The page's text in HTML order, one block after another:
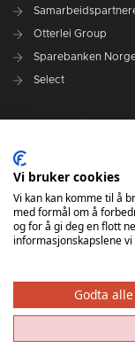
Otterlei Group
Sparebanken
Select
Spillerstall
Administrasjon
Styret
Vi bruker cookies
Vi kan kan komme til å
med formål om å
og for å gi deg en flott
informasjonskapslene
Godta alle